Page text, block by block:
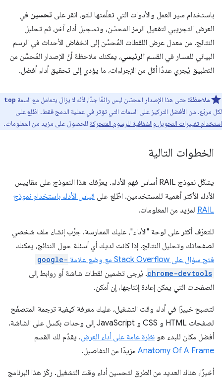
باستخدام سير العمل والأدوات التي تعلّمتها للتو، انقر على تحسين في
العرض التجريبي لتفعيل الرمز المحسّن، وتسجيل أداء آخر، ثم تحليل
النتائج. من معدل عرض اللقطات المُحسَّن إلى انخفاض الأحداث في الرسم
البياني للمسار في القسم الرئيسي، يمكنك ملاحظة أنّ الإصدار المُحسَّن من
التطبيق يُجري عددًا أقل من الإجراءات، ما يؤدي إلى تحقيق أداء أفضل.
ملاحظة: حتى هذا الإصدار المحسّن ليس رائعًا جدًا، لأنّه لا يزال يتعامل مع السمة top
لكل مربّع. من الأفضل التركيز على السمات التي تؤثر في عملية الدمج فقط. اطّلِع على
استخدام تغييرات التحويل والشفافية للرسوم المتحركة للحصول على مزيد من المعلومات.
الخطوات التالية
يشكّل نموذج RAIL أساس فهم الأداء. يعرّفك هذا النموذج على مقاييس
الأداء الأكثر أهمية للمستخدمين. اطّلِع على قياس الأداء باستخدام نموذج
RAIL لمزيد من المعلومات.
للتعرّف أكثر على لوحة "الأداء"، عليك الممارسة. جرِّب إنشاء ملف شخصي
لصفحاتك وتحليل النتائج. إذا كانت لديك أي أسئلة حول النتائج، يمكنك
فتح سؤال على Stack Overflow مع وضع علامة
google-
chrome-devtools. يُرجى تضمين لقطات شاشة أو روابط إلى
الصفحات التي يمكن إعادة إنتاجها، إن أمكن.
لتصبح خبيرًا في أداء وقت التشغيل، عليك معرفة كيفية ترجمة المتصفّح
لصفحات HTML و CSS و JavaScript إلى وحدات بكسل على الشاشة.
أفضل مكان للبدء هو نظرة عامة على أداء العرض. يقدّم لك القسم
Anatomy Of A Frame مزيدًا من التفاصيل.
أخيرًا، هناك العديد من الطرق لتحسين أداء وقت التشغيل. ركّز هذا البرنامج